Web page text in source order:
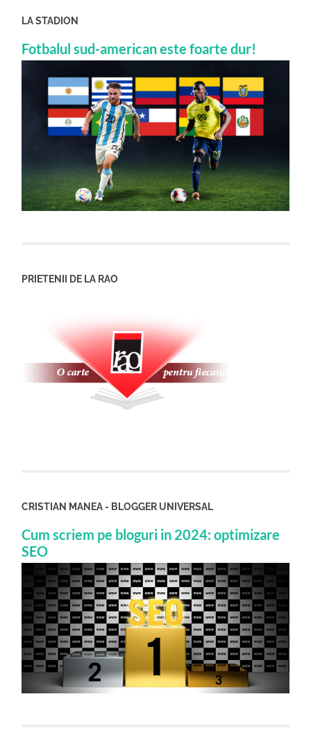
LA STADION
Fotbalul sud-american este foarte dur!
PRIETENII DE LA RAO
CRISTIAN MANEA - BLOGGER UNIVERSAL
Cum scriem pe bloguri in 2024: optimizare
SEO